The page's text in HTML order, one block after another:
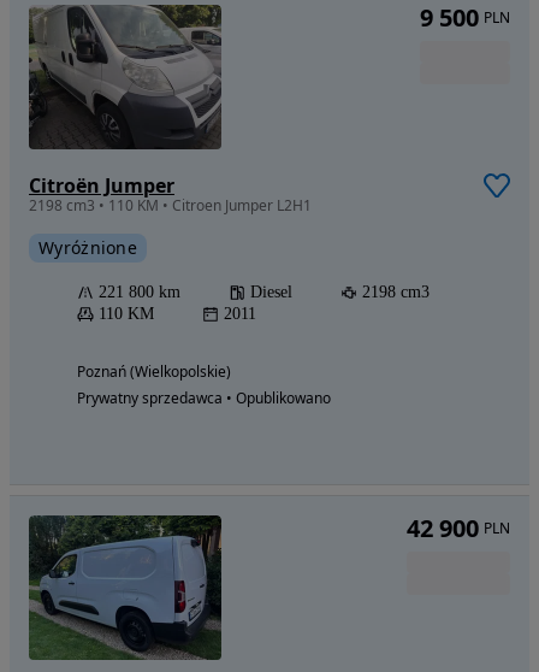
Citroën Jumper
2198 cm3 • 110 KM • Citroen Jumper L2H1
Wyróżnione
221 800 km Diesel
2198 cm3
110 KM
2011
Poznań (Wielkopolskie)
Prywatny sprzedawca • Opublikowano
9 500 PLN
42 900 PLN